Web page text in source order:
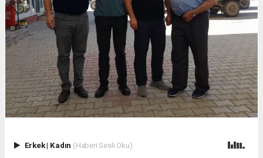
Erkek| Kadın (Haberi Sesli Oku)